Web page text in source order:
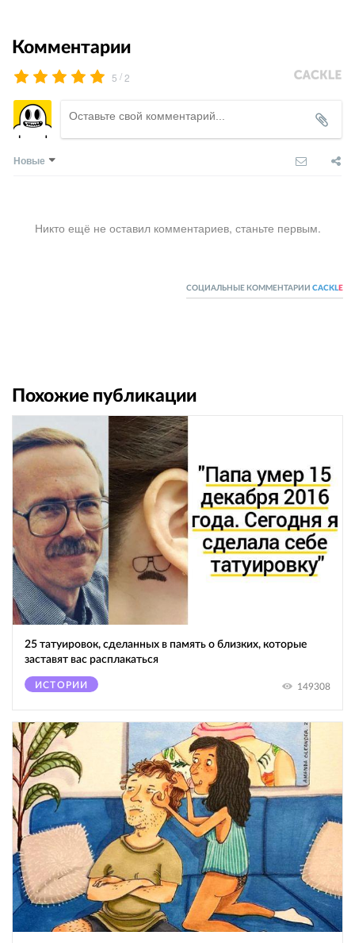
Комментарии
5 /2
Новые
Никто ещё не оставил комментариев, станьте первым.
СОЦИАЛЬНЫЕ КОММЕНТАРИИ CACKL E
Похожие публикации
25 татуировок, сделанных в память о близких, которые
заставят вас расплакаться
ИСТОРИИ 149308